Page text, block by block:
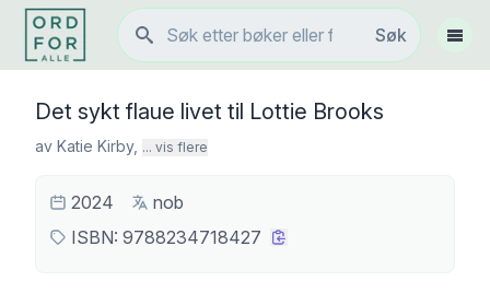
Søk
Søk
Vis
Det sykt flaue livet til Lottie Brooks
av Katie Kirby, ... vis flere
2024
nob
ISBN: 9788234718427